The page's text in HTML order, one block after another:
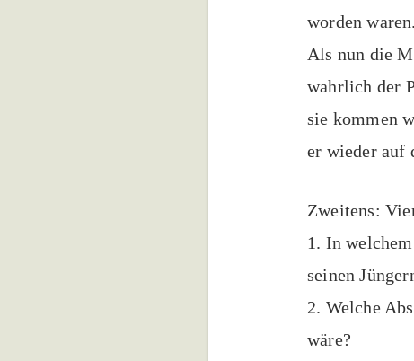
worden waren.
Als nun die
wahrlich der
sie kommen
er wieder auf
Zweitens:
1. In
seinen
2. Welche
wäre?